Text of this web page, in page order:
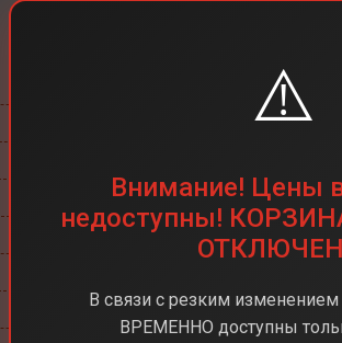
50 Мп
Exynos 1580
Android 15
⚠️
Внимание! Цены
недоступны!
В связи с резким
ВРЕМЕННО доступны